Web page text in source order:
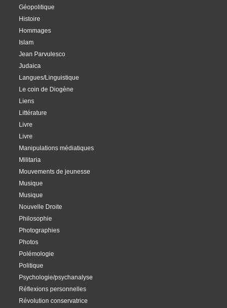
Géopolitique
Histoire
Hommages
Islam
Jean Parvulesco
Judaica
Langues/Linguistique
Le coin de Diogène
Liens
Littérature
Livre
Livre
Manipulations médiatiques
Militaria
Mouvements de jeunesse
Musique
Musique
Nouvelle Droite
Philosophie
Photographies
Photos
Polémologie
Politique
Psychologie/psychanalyse
Réflexions personnelles
Révolution conservatrice